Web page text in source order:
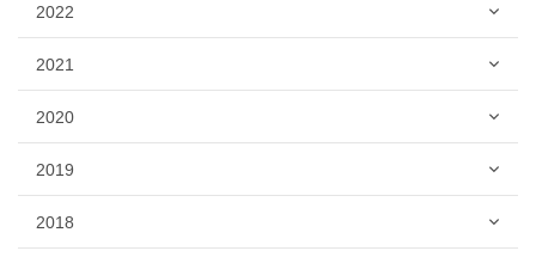
2022
2021
2020
2019
2018